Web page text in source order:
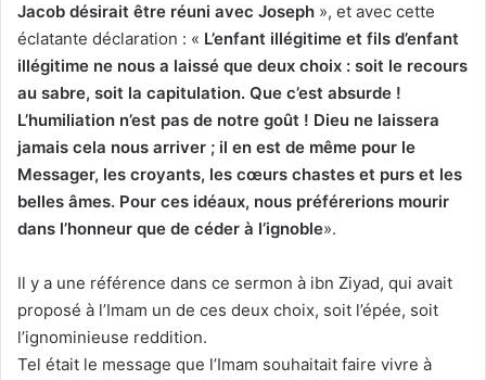
Jacob désirait être réuni avec Joseph », et avec cette
éclatante déclaration : « L’enfant illégitime et fils d’enfant
illégitime ne nous a laissé que deux choix : soit le recours
au sabre, soit la capitulation. Que c’est absurde !
L’humiliation n’est pas de notre goût ! Dieu ne laissera
jamais cela nous arriver ; il en est de même pour le
Messager, les croyants, les cœurs chastes et purs et les
belles âmes. Pour ces idéaux, nous préférerions mourir
dans l’honneur que de céder à l’ignoble».
Il y a une référence dans ce sermon à ibn Ziyad, qui avait
proposé à l’Imam un de ces deux choix, soit l’épée, soit
l’ignominieuse reddition.
Tel était le message que l’Imam souhaitait faire vivre à